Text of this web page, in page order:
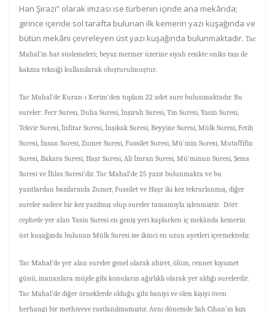
Han Şirazi” olarak imzası ise türbenin içinde ana mekânda;
girince içeride sol tarafta bulunan ilk kemerin yazı kuşağında ve
bütün mekânı çevreleyen üst yazı kuşağında bulunmaktadır. Tac
Mahal’in hat süslemeleri; beyaz mermer üzerine siyah renkte oniks taşı ile
kakma tekniği kullanılarak oluşturulmuştur.
Tac Mahal’de Kuran-ı Kerim’den toplam 22 adet sure bulunmaktadır. Bu
sureler: Fecr Suresi, Duha Suresi, İnşirah Suresi, Tin Suresi, Yasin Suresi,
Tekvir Suresi, İnfitar Suresi, İnşikak Suresi, Beyyine Suresi, Mülk Suresi, Fetih
Suresi, İnsan Suresi, Zumer Suresi, Fussilet Suresi, Mü’min Suresi, Mutaffifin
Suresi, Bakara Suresi, Haşr Suresi, Ali İmran Suresi, Mü’minun Suresi, Şems
Suresi ve İhlas Suresi’dir. Tac Mahal’de 25 yazıt bulunmakta ve bu
yazıtlardan bazılarında Zumer, Fussilet ve Haşr iki kez tekrarlanmış, diğer
sureler sadece bir kez yazılmış olup sureler tamamıyla işlenmiştir. Dört
cephede yer alan Yasin Suresi en geniş yeri kaplarken iç mekânda kemerin
üst kuşağında bulunan Mülk Suresi ise ikinci en uzun ayetleri içermektedir.
Tac Mahal’de yer alan sureler genel olarak ahiret, ölüm, cennet kıyamet
günü, inananlara müjde gibi konuların ağırlıklı olarak yer aldığı surelerdir.
Tac Mahal’de diğer örneklerde olduğu gibi baniyi ve ölen kişiyi öven
herhangi bir methiyeye rastlanılmamıştır. Aynı dönemde Şah Cihan’ın kızı